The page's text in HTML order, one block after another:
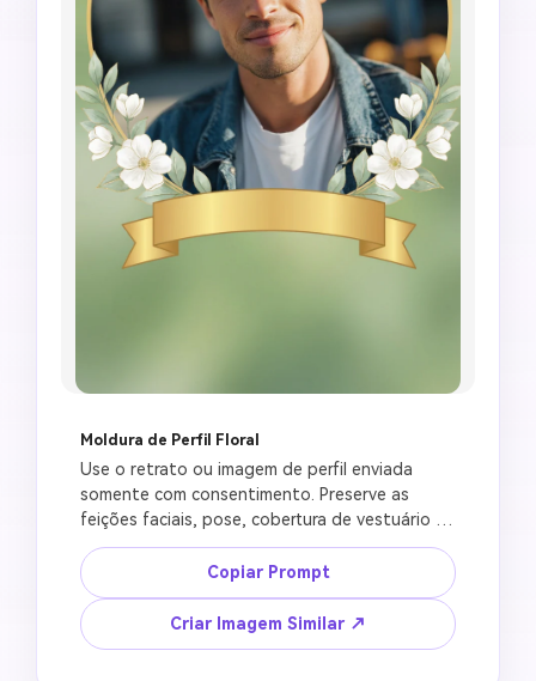
Moldura de Perfil Floral
Use o retrato ou imagem de perfil enviada
somente com consentimento. Preserve as
feições faciais, pose, cobertura de vestuário e
iluminação natural. Crie uma moldura de perfil
respeitosa de Jumma Mubarak com flores
brancas, fundo verde suave, pequeno arco de
mesquita, suaves destaques dourados, faixa
inferior limpa para texto adicionado
Copiar Prompt
Criar Imagem Similar ↗